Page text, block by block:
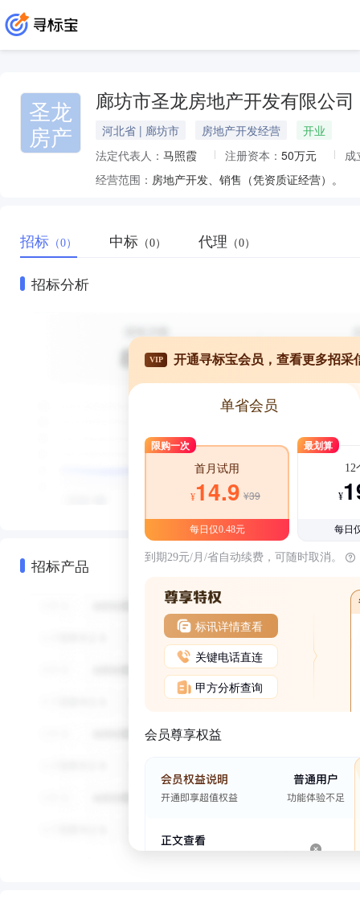
圣龙
房产
廊坊市圣龙房地产开发有限公司
河北省 | 廊坊市 房地产开发经营
开业
法定代表人： 马照霞 注册资本： 50万元
成
经营范围： 房地产开发、销售（凭资质证经营）。
招标 （0） 中标 （0） 代理 （0）
招标分析
招标产品
VIP 开通寻标宝会员，查看更多招采
单省会员
限购一次
首月试用
¥14.9 ¥39
每日仅0.48元
最划算
12
¥
每日
到期29元/月/省自动续费，可随时取消。
标讯详情查看
关键电话直连
甲方分析查询
会员尊享权益